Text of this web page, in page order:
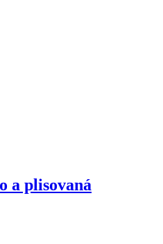
a plisovaná